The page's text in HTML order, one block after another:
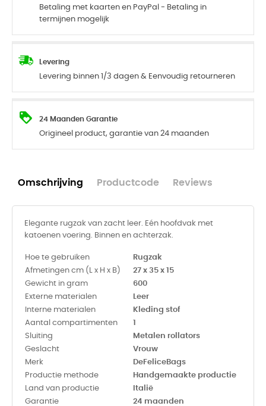
Betaling met kaarten en PayPal - Betaling in
termijnen mogelijk
Levering
Levering binnen 1/3 dagen & Eenvoudig retourneren
24 Maanden Garantie
Origineel product, garantie van 24 maanden
Omschrijving Productcode Reviews
Elegante rugzak van zacht leer. Eén hoofdvak met
katoenen voering. Binnen en achterzak.
Hoe te gebruiken
Rugzak
Afmetingen cm (L x H x B)
27 x 35 x 15
Gewicht in gram
600
Externe materialen
Leer
Interne materialen
Kleding stof
Aantal compartimenten
1
Sluiting
Metalen rollators
Geslacht
Vrouw
Merk
DeFeliceBags
Productie methode
Handgemaakte productie
Land van productie
Italië
Garantie
24 maanden